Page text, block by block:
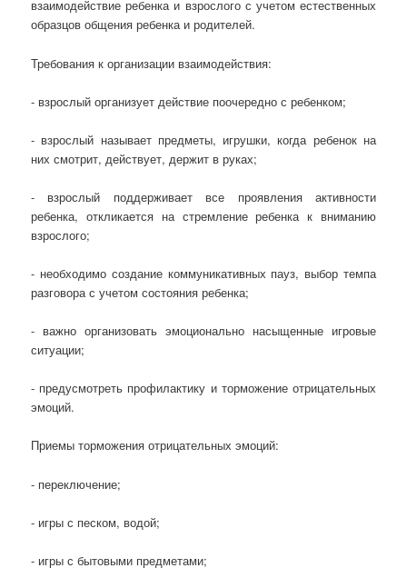
взаимодействие ребенка и взрослого с учетом естественных
образцов общения ребенка и родителей.
Требования к организации взаимодействия:
- взрослый организует действие поочередно с ребенком;
- взрослый называет предметы, игрушки, когда ребенок на
них смотрит, действует, держит в руках;
- взрослый поддерживает все проявления активности
ребенка, откликается на стремление ребенка к вниманию
взрослого;
- необходимо создание коммуникативных пауз, выбор темпа
разговора с учетом состояния ребенка;
- важно организовать эмоционально насыщенные игровые
ситуации;
- предусмотреть профилактику и торможение отрицательных
эмоций.
Приемы торможения отрицательных эмоций:
- переключение;
- игры с песком, водой;
- игры с бытовыми предметами;